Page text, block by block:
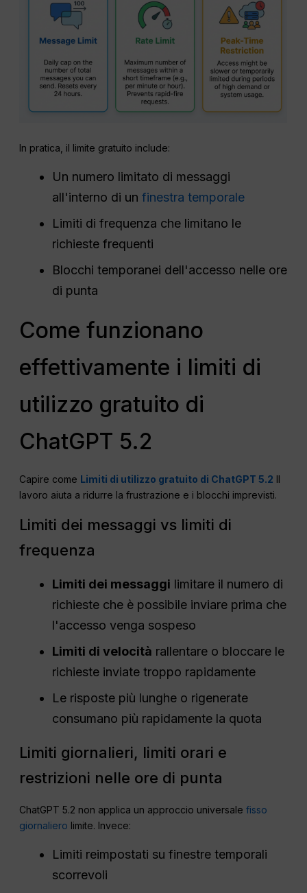
In pratica, il limite gratuito include:
Un numero limitato di messaggi
all'interno di unfinestra temporale
Limiti di frequenza che limitano le
richieste frequenti
Blocchi temporanei dell'accesso nelle ore
di punta
Come funzionano
effettivamente i limiti di
utilizzo gratuito di
ChatGPT 5.2
Capire come Limiti di utilizzo gratuito di ChatGPT 5.2 Il
lavoro aiuta a ridurre la frustrazione e i blocchi imprevisti.
Limiti dei messaggi vs limiti di
frequenza
Limiti dei messaggi limitare il numero di
richieste che è possibile inviare prima che
l'accesso venga sospeso
Limiti di velocità rallentare o bloccare le
richieste inviate troppo rapidamente
Le risposte più lunghe o rigenerate
consumano più rapidamente la quota
Limiti giornalieri, limiti orari e
restrizioni nelle ore di punta
ChatGPT 5.2 non applica un approccio universalefisso
giornaliero limite. Invece:
Limiti reimpostati su finestre temporali
scorrevoli